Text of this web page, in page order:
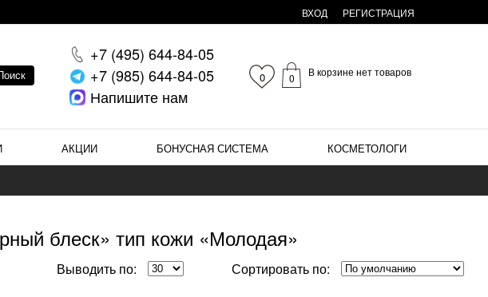
ВХОД РЕГИСТРАЦИЯ
0 0 В корзине нет товаров
+7 (495) 644-84-05
+7 (985) 644-84-05
Напишите нам
АКЦИИ БОНУСНАЯ СИСТЕМА КОСМЕТОЛОГИ
блеск» тип кожи «Молодая»
Сортировать по:
Выводить по: